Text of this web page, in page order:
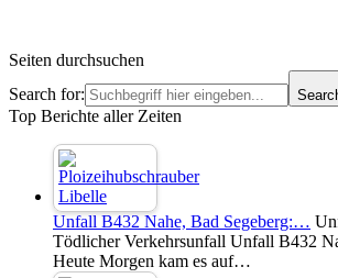
Seiten durchsuchen
Search for:
Top Berichte aller Zeiten
Unfall B432 Nahe, Bad Segeberg:…
Tödlicher Verkehrsunfall Unfall B432
Heute Morgen kam es auf…